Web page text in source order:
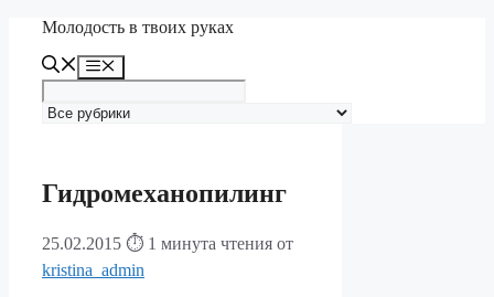
Перейти
содержимому
Молодость в твоих руках
Меню
Гидромеханопилинг
25.02.2015 ⏱ 1 минута чтения от
kristina_admin